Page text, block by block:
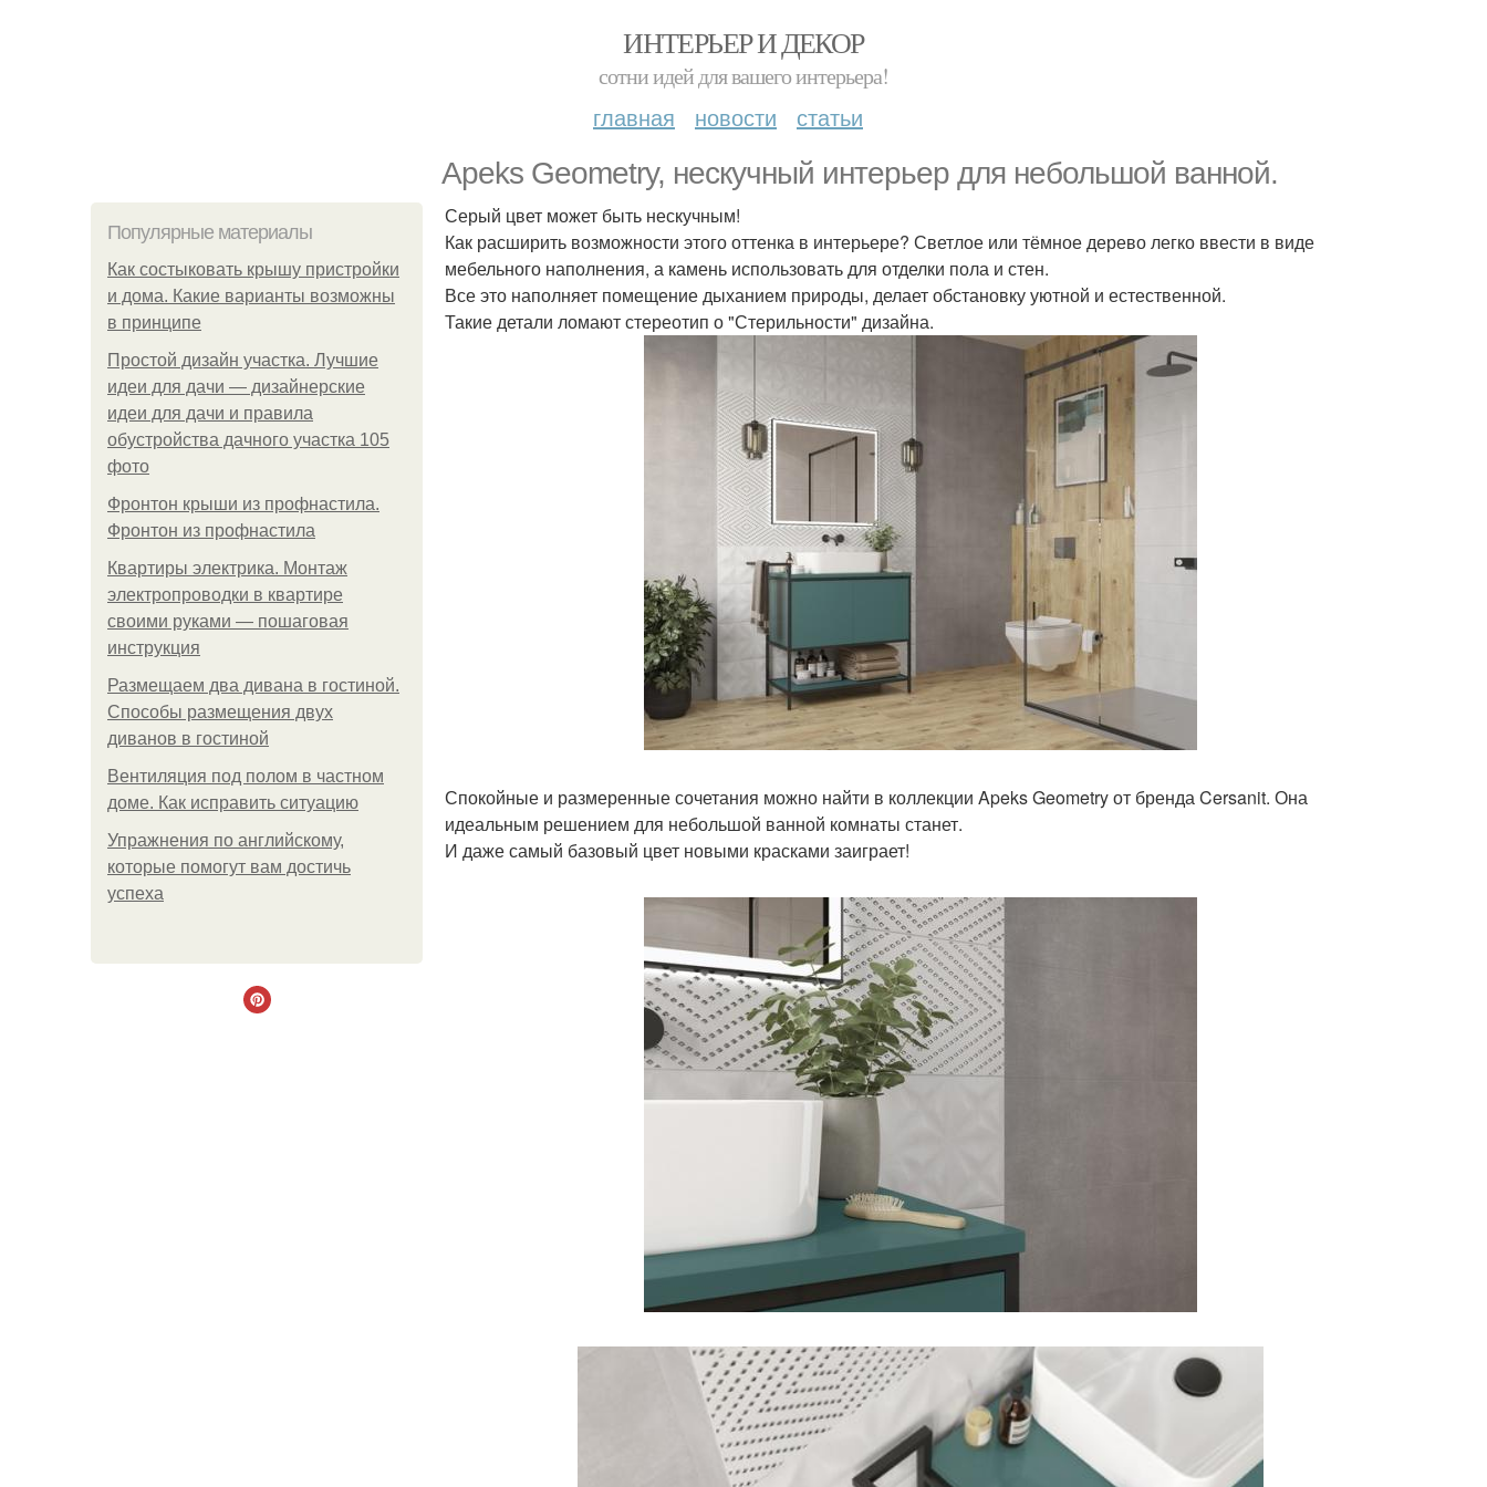
ИНТЕРЬЕР И ДЕКОР
сотни идей для вашего интерьера!
главная новости статьи
Apeks Geometry, нескучный интерьер для небольшой ванной.
Популярные материалы
Как состыковать крышу пристройки
и дома. Какие варианты возможны
в принципе
Простой дизайн участка. Лучшие
идеи для дачи — дизайнерские
идеи для дачи и правила
обустройства дачного участка 105
фото
Фронтон крыши из профнастила.
Фронтон из профнастила
Квартиры электрика. Монтаж
электропроводки в квартире
своими руками — пошаговая
инструкция
Размещаем два дивана в гостиной.
Способы размещения двух
диванов в гостиной
Вентиляция под полом в частном
доме. Как исправить ситуацию
Упражнения по английскому,
которые помогут вам достичь
успеха
Серый цвет может быть нескучным!
Как расширить возможности этого оттенка в интерьере? Светлое или тёмное дерево легко ввести в виде
мебельного наполнения, а камень использовать для отделки пола и стен.
Все это наполняет помещение дыханием природы, делает обстановку уютной и естественной.
Такие детали ломают стереотип о "Стерильности" дизайна.
Спокойные и размеренные сочетания можно найти в коллекции Apeks Geometry от бренда Cersanit. Она
идеальным решением для небольшой ванной комнаты станет.
И даже самый базовый цвет новыми красками заиграет!